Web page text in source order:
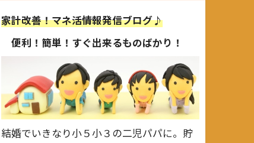
家計改善！マネ活情報発信ブログ♪
便利！簡単！すぐ出来るものばかり！
結婚でいきなり小５小３の二児パパに。貯